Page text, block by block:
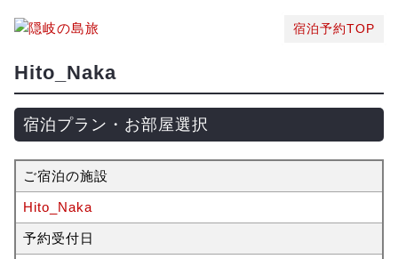
宿泊予約TOP
Hito_Naka
宿泊プラン・お部屋選択
ご宿泊の施設
Hito_Naka
予約受付日